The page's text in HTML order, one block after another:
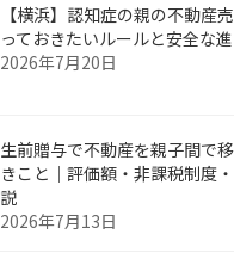
【横浜】認知症の親の不動産
っておきたいルールと安全な
2026年7月20日
生前贈与で不動産を親子間で
きこと｜評価額・非課税制度
説
2026年7月13日